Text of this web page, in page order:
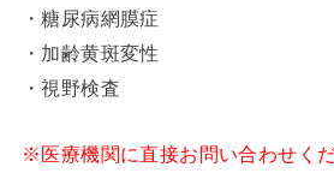
・糖尿病網膜症
・加齢黄斑変性
・視野検査
※医療機関に直接お問い合わせくだ